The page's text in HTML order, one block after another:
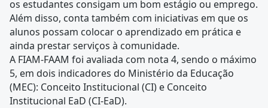
os estudantes consigam um bom estágio ou emprego.
Além disso, conta também com iniciativas em que os
alunos possam colocar o aprendizado em prática e
ainda prestar serviços à comunidade.
A FIAM-FAAM foi avaliada com nota 4, sendo o máximo
5, em dois indicadores do Ministério da Educação
(MEC): Conceito Institucional (CI) e Conceito
Institucional EaD (CI-EaD).